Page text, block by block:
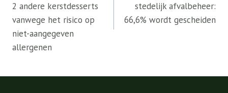
2 andere kerstdesserts
vanwege het risico op
niet-aangegeven
allergenen
stedelijk afvalbeheer:
66,6% wordt gescheiden